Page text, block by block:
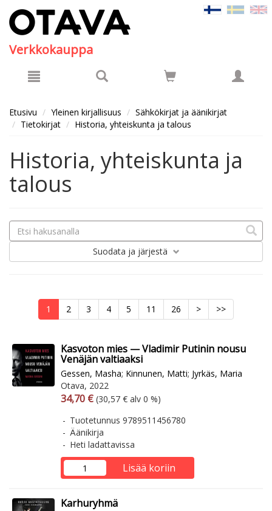
Verkkokauppa
Etusivu Yleinen kirjallisuus
Sähkökirjat ja äänikirjat
Tietokirjat
Historia, yhteiskunta ja talous
Historia, yhteiskunta ja
talous
Suodata ja järjestä
1 2 3 4 5 11 26 > >>
Kasvoton mies — Vladimir Putinin nousu
Venäjän valtiaaksi
Gessen, Masha; Kinnunen, Matti; Jyrkäs, Maria
Otava, 2022
Arvonlisäverollinen hinta
34,70 € Arvonlisäveroton hinta
(30,57 € alv 0 %)
Tuotetunnus 9789511456780
Äänikirja
Heti ladattavissa
Lisää koriin
Karhuryhmä